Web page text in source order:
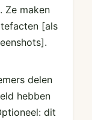
Ze maken
[als
delen
hebben
dit